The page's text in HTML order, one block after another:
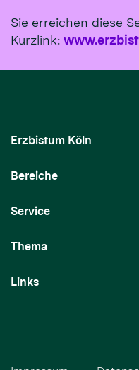
Sie erreichen diese
Kurzlink:
Erzbistum Köln
Bereiche
Service
Thema
Links